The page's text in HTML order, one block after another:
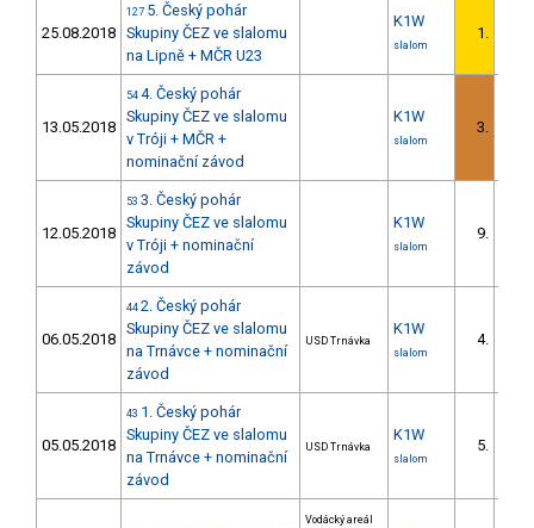
25.08.2018
127 5. Český pohár
Skupiny ČEZ ve slalomu
na Lipně + MČR U23
K1W
slalom
1.
13.05.2018
54 4. Český pohár
Skupiny ČEZ ve slalomu
v Tróji + MČR +
nominační závod
K1W
slalom
3.
12.05.2018
53 3. Český pohár
Skupiny ČEZ ve slalomu
v Tróji + nominační
závod
K1W
slalom
9.
06.05.2018
44 2. Český pohár
Skupiny ČEZ ve slalomu
na Trnávce + nominační
závod
USD Trnávka
K1W
slalom
4.
05.05.2018
43 1. Český pohár
Skupiny ČEZ ve slalomu
na Trnávce + nominační
závod
USD Trnávka
K1W
slalom
5.
Vodácký areál